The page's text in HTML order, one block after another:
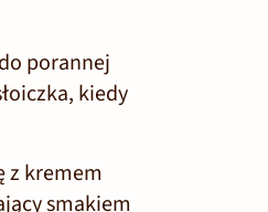
porannej
kiedy
z kremem
smakiem